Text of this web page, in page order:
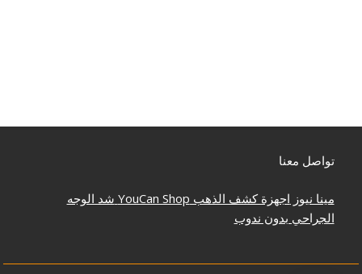
تواصل معنا
مينا نيوز اجهزة كشف الذهب YouCan Shop شد الوجه
الجراحي بدون ندوب